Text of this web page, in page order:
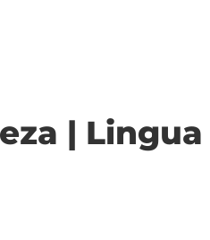
| Lingua